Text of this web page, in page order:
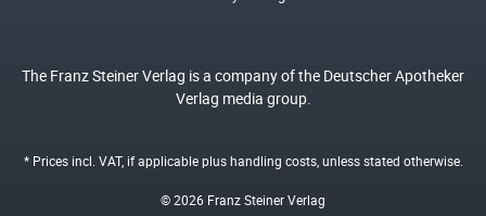
The Franz Steiner Verlag is a company of the Deutscher Apotheker
Verlag media group.
* Prices incl. VAT, if applicable plushandling costs, unless stated otherwise.
© 2026 Franz Steiner Verlag